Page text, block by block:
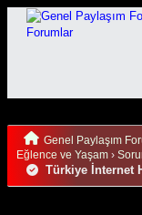
Genel Paylaşım
Eğlence ve Yaşam ›
Türkiye İnternet